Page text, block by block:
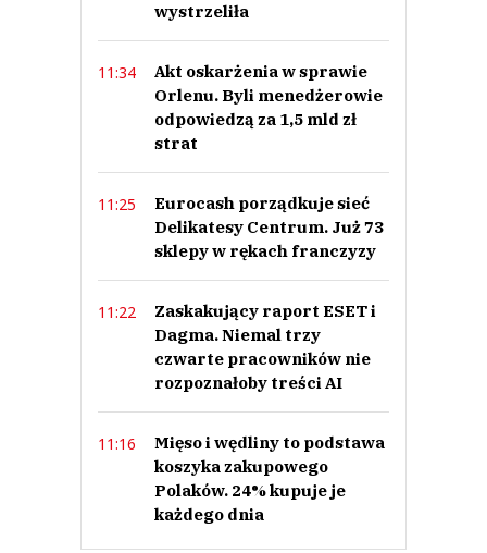
wystrzeliła
11:34
Akt oskarżenia w sprawie
Orlenu. Byli menedżerowie
odpowiedzą za 1,5 mld zł
strat
11:25
Eurocash porządkuje sieć
Delikatesy Centrum. Już 73
sklepy w rękach franczyzy
11:22
Zaskakujący raport ESET i
Dagma. Niemal trzy
czwarte pracowników nie
rozpoznałoby treści AI
11:16
Mięso i wędliny to podstawa
koszyka zakupowego
Polaków. 24% kupuje je
każdego dnia